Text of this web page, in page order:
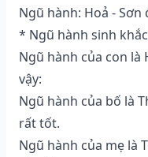
Ngũ hành: Hoả -
* Ngũ hành sinh
Ngũ hành của con là
vậy:
Ngũ hành của bố là
rất tốt.
Ngũ hành của mẹ là